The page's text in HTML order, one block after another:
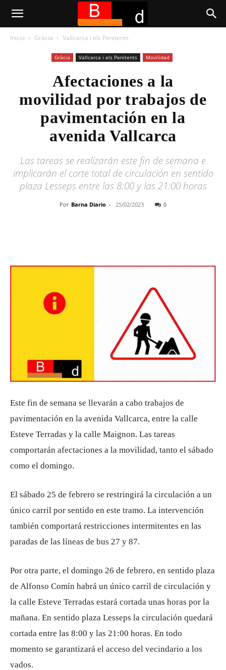
Inicio Gràcia Vallcarca i els Penitents
Gràcia Vallcarca i els Penitents Movilidad
Afectaciones a la
movilidad por trabajos de
pavimentación en la
avenida Vallcarca
Las tareas se realizarán este fin de semana e
implicarán el corte total de circulación en sentido
plaza Lesseps entre las 8:00 y las 21:00 horas
Por Barna Diario - 25/02/2023 0
Este fin de semana se llevarán a cabo trabajos de
pavimentación en la avenida Vallcarca, entre la calle
Esteve Terradas y la calle Maignon. Las tareas
comportarán afectaciones a la movilidad, tanto el sábado
como el domingo.
El sábado 25 de febrero se restringirá la circulación a un
único carril por sentido en este tramo. La intervención
también comportará restricciones intermitentes en las
paradas de las líneas de bus 27 y 87.
Por otra parte, el domingo 26 de febrero, en sentido plaza
de Alfonso Comín habrá un único carril de circulación y
la calle Esteve Terradas estará cortada unas horas por la
mañana. En sentido plaza Lesseps la circulación quedará
cortada entre las 8:00 y las 21:00 horas. En todo
momento se garantizará el acceso del vecindario a los
vados.